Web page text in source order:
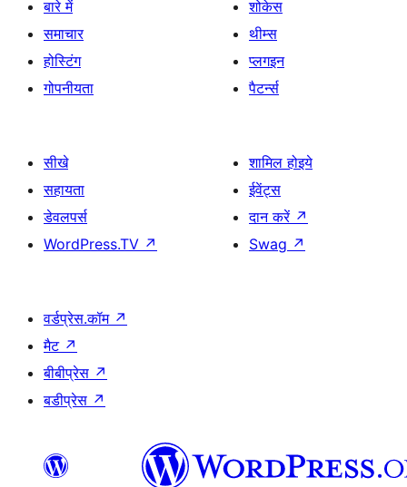
बारे में
समाचार
होस्टिंग
गोपनीयता
शोकेस
थीम्स
प्लगइन
पैटर्न्स
सीखे
सहायता
डेवलपर्स
WordPress.TV ↗
शामिल होइये
ईवेंट्स
दान करें ↗
Swag ↗
वर्डप्रेस.कॉम ↗
मैट ↗
बीबीप्रेस ↗
बडीप्रेस ↗